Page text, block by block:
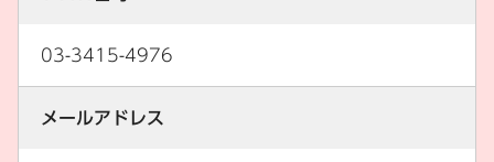
03-3415-4976
メールアドレス